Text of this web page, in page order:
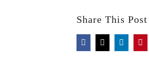
Share This Post
Facebook
X LinkedIn